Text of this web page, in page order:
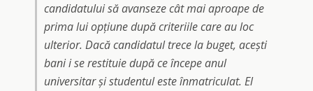
candidatului să avanseze cât mai aproape de
prima lui opțiune după criteriile care au loc
ulterior. Dacă candidatul trece la buget, acești
bani i se restituie după ce începe anul
universitar și studentul este înmatriculat. El